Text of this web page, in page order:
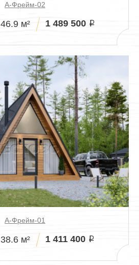
А-Фрейм-02
46.9 м² 1 489 500 i
А-Фрейм-01
38.6 м² 1 411 400 i